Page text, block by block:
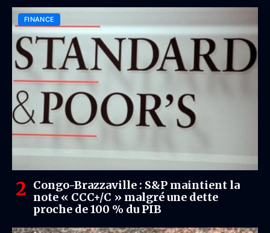
FINANCE
Congo-Brazzaville : S&P maintient la
note « CCC+/C » malgré une dette
proche de 100 % du PIB